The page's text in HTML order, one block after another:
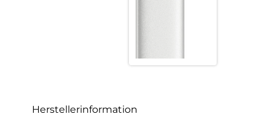
Herstellerinformation